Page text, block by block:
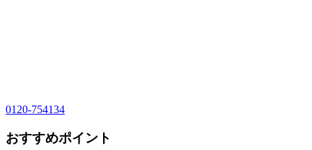
0120-754134
おすすめポイント